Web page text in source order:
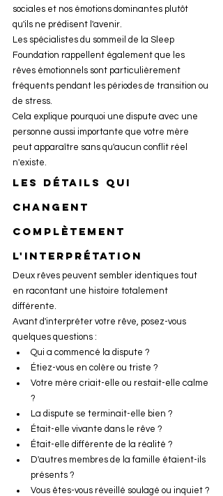
sociales et nos émotions dominantes plutôt
qu'ils ne prédisent l'avenir.
Les spécialistes du sommeil de la Sleep
Foundation rappellent également que les
rêves émotionnels sont particulièrement
fréquents pendant les périodes de transition ou
de stress.
Cela explique pourquoi une dispute avec une
personne aussi importante que votre mère
peut apparaître sans qu'aucun conflit réel
n'existe.
Les détails qui
changent
complètement
l'interprétation
Deux rêves peuvent sembler identiques tout
en racontant une histoire totalement
différente.
Avant d'interpréter votre rêve, posez-vous
quelques questions :
Qui a commencé la dispute ?
Étiez-vous en colère ou triste ?
Votre mère criait-elle ou restait-elle calme
?
La dispute se terminait-elle bien ?
Était-elle vivante dans le rêve ?
Était-elle différente de la réalité ?
D'autres membres de la famille étaient-ils
présents ?
Vous êtes-vous réveillé soulagé ou inquiet ?